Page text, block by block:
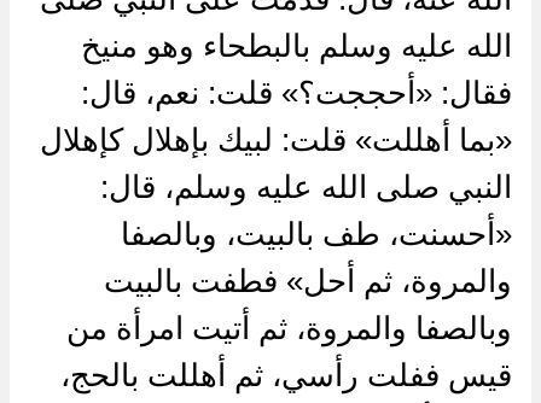
الله عليه وسلم بالبطحاء وهو منيخ
فقال: «أحججت؟» قلت: نعم، قال:
«بما أهللت» قلت: لبيك بإهلال كإهلال
النبي صلى الله عليه وسلم، قال:
«أحسنت، طف بالبيت، وبالصفا
والمروة، ثم أحل» فطفت بالبيت
وبالصفا والمروة، ثم أتيت امرأة من
قيس ففلت رأسي، ثم أهللت بالحج،